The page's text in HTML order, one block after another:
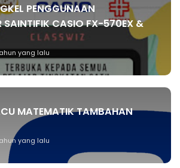
PENGGUNAAN
SAINTIFIK CASIO FX-570EX &
yang lalu
MATEMATIK TAMBAHAN
yang lalu